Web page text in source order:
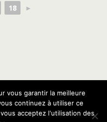
18 ►
début
vous garantir la meilleure
continuez à utiliser ce
acceptez l'utilisation des